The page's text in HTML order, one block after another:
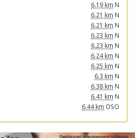
6.19 km N
6.21 km N
6.21 km N
6.23 km N
6.23 km N
6.24 km N
6.25 km N
6.3 km N
6.38 km N
6.41 km N
6.44 km OSO